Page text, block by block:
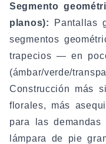
Segmento
planos): Pantallas
segmentos
trapecios — en
(ámbar/verde/
Construcción más
florales, más
para las
lámpara de pie